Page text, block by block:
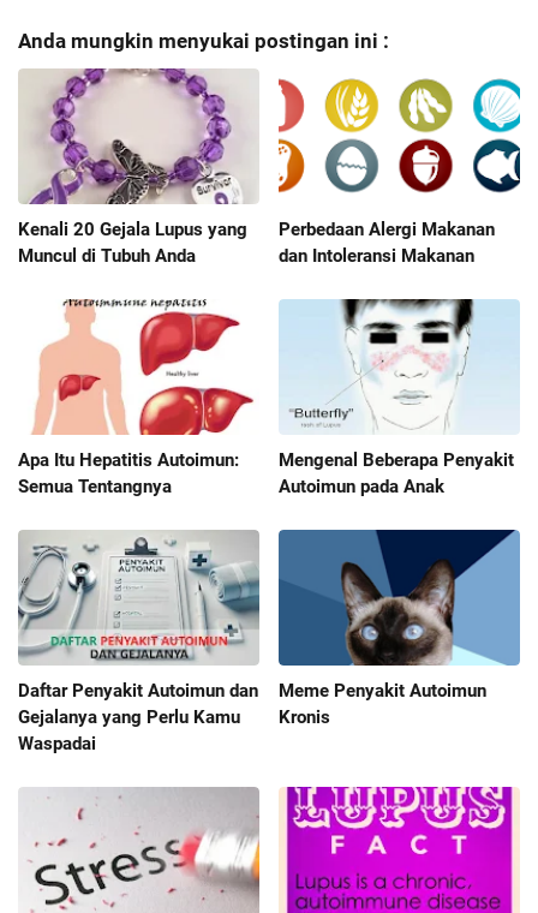
Anda mungkin menyukai postingan ini :
Kenali 20 Gejala Lupus yang
Muncul di Tubuh Anda
Perbedaan Alergi Makanan
dan Intoleransi Makanan
Apa Itu Hepatitis Autoimun:
Semua Tentangnya
Mengenal Beberapa Penyakit
Autoimun pada Anak
Daftar Penyakit Autoimun dan
Gejalanya yang Perlu Kamu
Waspadai
Meme Penyakit Autoimun
Kronis